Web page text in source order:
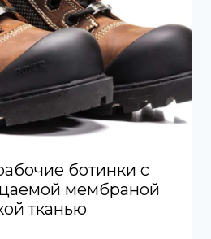
ботинки с
мембраной
тканью